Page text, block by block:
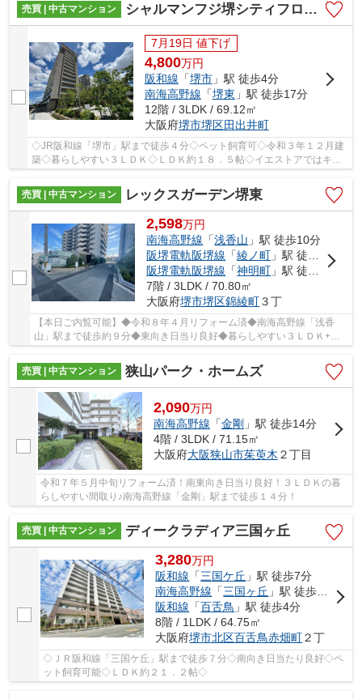
売買 | 中古マンション
シャルマンフジ堺シティフロント
7月19日 値下げ
4,800万円
阪和線 「堺市」駅 徒歩4分
南海高野線 「堺東 」駅 徒歩17分
12階 / 3LDK / 69.12㎡
大阪府堺市堺区田出井町
◇JR阪和線「堺市」駅まで徒歩４分◇ペット飼育可◇令和３年１２月建
築◇暮らしやすい３ＬＤＫ◇ＬＤＫ約１８．５帖◇イエストアではキッ
ズスペース完備でお子様連れでもゆっくり物件のご紹...
売買 | 中古マンション
レックスガーデン堺東
2,598万円
南海高野線 「浅香山 」駅 徒歩10分
阪堺電軌阪堺線 「綾ノ町 」駅 徒歩11分
阪堺電軌阪堺線 「神明町 」駅 徒歩13分
7階 / 3LDK / 70.80㎡
大阪府堺市堺区錦綾町３丁
【本日ご内覧可能】◆令和８年４月リフォーム済◆南海高野線「浅香
山」駅まで徒歩約９分◆東向き日当り良好◆暮らしやすい３ＬＤＫ+Ｗ
ＩＣ□空き家につきいつでも内覧可能
売買 | 中古マンション
狭山パーク・ホームズ
2,090万円
南海高野線 「金剛」駅 徒歩14分
4階 / 3LDK / 71.15㎡
大阪府大阪狭山市茱萸木 ２丁目
令和７年５月中旬リフォーム済！南東向き日当り良好！３ＬＤＫの暮
らしやすい間取り♪南海高野線「金剛」駅まで徒歩１４分！
売買 | 中古マンション ディークラディア三国ヶ丘
3,280万円
阪和線 「三国ケ丘 」駅 徒歩7分
南海高野線 「三国ヶ丘 」駅 徒歩7分
阪和線 「百舌鳥 」駅 徒歩4分
8階 / 1LDK / 64.75㎡
大阪府堺市北区百舌鳥赤畑町２丁
◇ＪＲ阪和線「三国ケ丘」駅まで徒歩７分◇南向き日当たり良好◇ペ
ット飼育可能◇ＬＤＫ約２１．２帖◇